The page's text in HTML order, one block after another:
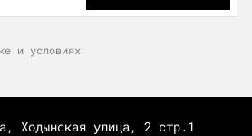
и условиях
Ходынская улица, 2 стр.1